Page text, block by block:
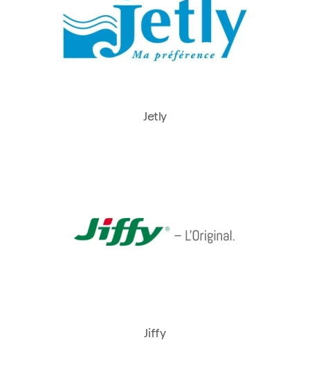
Jetly
Jiffy